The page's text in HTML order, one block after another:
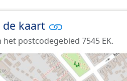
de kaart
postcodegebied 7545 EK.